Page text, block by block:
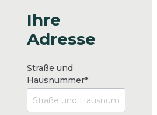
Ihre
Adresse
Straße und
Hausnummer*